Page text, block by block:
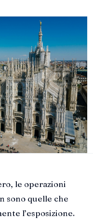
le operazioni
sono quelle che
l’esposizione.